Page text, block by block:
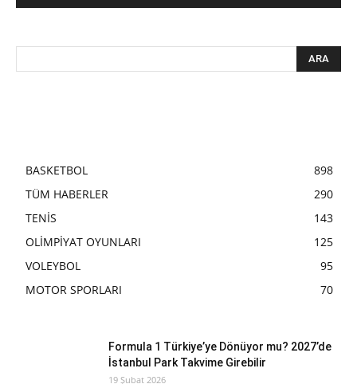
BASKETBOL
898
TÜM HABERLER
290
TENİS
143
OLİMPİYAT OYUNLARI
125
VOLEYBOL
95
MOTOR SPORLARI
70
Formula 1 Türkiye’ye Dönüyor mu? 2027’de
İstanbul Park Takvime Girebilir
19 Şubat 2026